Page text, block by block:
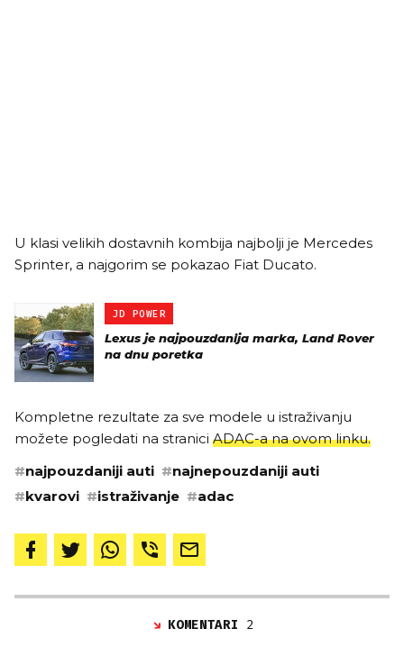
U klasi velikih dostavnih kombija najbolji je Mercedes
Sprinter, a najgorim se pokazao Fiat Ducato.
JD POWER
Lexus je najpouzdanija marka, Land Rover
na dnu poretka
Kompletne rezultate za sve modele u istraživanju
možete pogledati na stranici ADAC-a na ovom linku.
#najpouzdaniji auti #najnepouzdaniji auti
#kvarovi #istraživanje #adac
KOMENTARI 2